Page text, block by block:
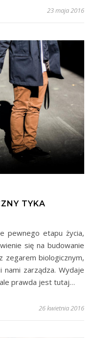
23 maja 2016
TYKA
się na budowanie
zegarem biologicznym,
nami zarządza. Wydaje
prawda jest tutaj…
26 kwietnia 2016